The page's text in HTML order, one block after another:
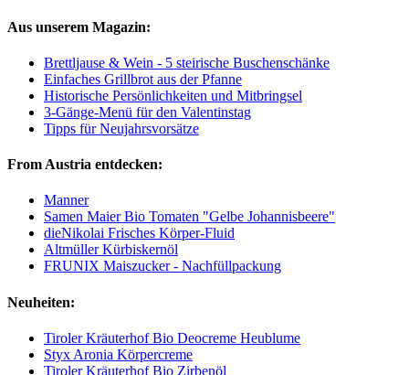
Aus unserem Magazin:
Brettljause & Wein - 5 steirische Buschenschänke
Einfaches Grillbrot aus der Pfanne
Historische Persönlichkeiten und Mitbringsel
3-Gänge-Menü für den Valentinstag
Tipps für Neujahrsvorsätze
From Austria entdecken:
Manner
Samen Maier Bio Tomaten "Gelbe Johannisbeere"
dieNikolai Frisches Körper-Fluid
Altmüller Kürbiskernöl
FRUNIX Maiszucker - Nachfüllpackung
Neuheiten:
Tiroler Kräuterhof Bio Deocreme Heublume
Styx Aronia Körpercreme
Tiroler Kräuterhof Bio Zirbenöl